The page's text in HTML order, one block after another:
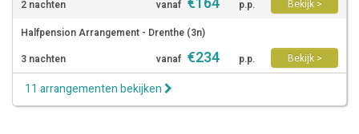
2 nachten
vanaf p.p.
Bekijk >
Halfpension Arrangement - Drenthe (3n)
3 nachten
vanaf €234 p.p. Bekijk >
11 arrangementen bekijken